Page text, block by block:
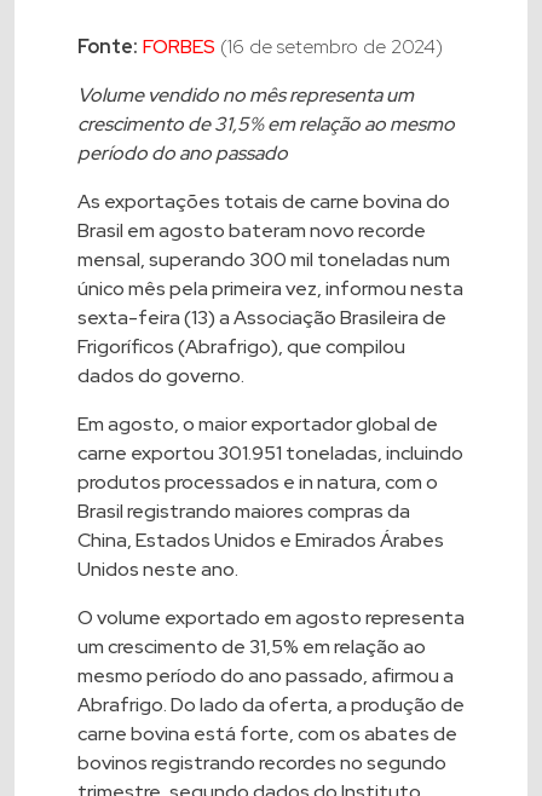
Fonte: FORBES (16 de setembro de 2024)
Volume vendido no mês representa um
crescimento de 31,5% em relação ao mesmo
período do ano passado
As exportações totais de carne bovina do
Brasil em agosto bateram novo recorde
mensal, superando 300 mil toneladas num
único mês pela primeira vez, informou nesta
sexta-feira (13) a Associação Brasileira de
Frigoríficos (Abrafrigo), que compilou
dados do governo.
Em agosto, o maior exportador global de
carne exportou 301.951 toneladas, incluindo
produtos processados e in natura, com o
Brasil registrando maiores compras da
China, Estados Unidos e Emirados Árabes
Unidos neste ano.
O volume exportado em agosto representa
um crescimento de 31,5% em relação ao
mesmo período do ano passado, afirmou a
Abrafrigo. Do lado da oferta, a produção de
carne bovina está forte, com os abates de
bovinos registrando recordes no segundo